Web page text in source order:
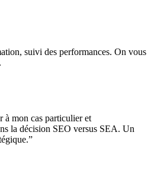
suivi des performances. On vous
à mon cas particulier et
la décision SEO versus SEA. Un
”